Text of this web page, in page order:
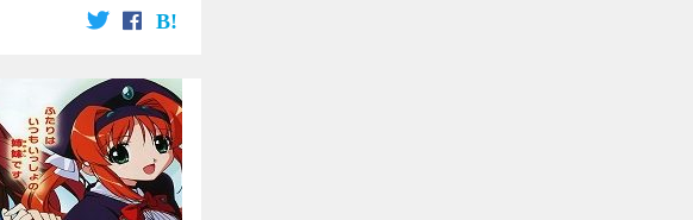
局 アニマックス など
outpu […]